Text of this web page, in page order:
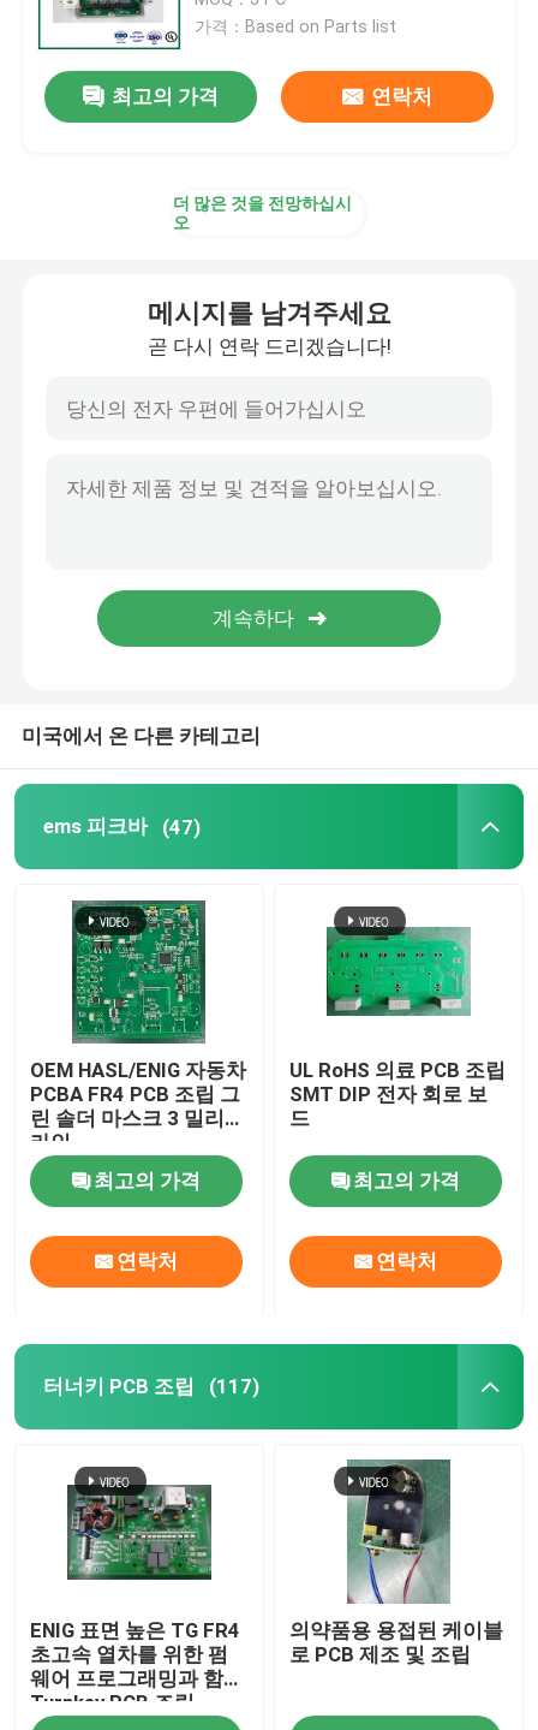
산업용 PCB 조립
의학 인쇄 회로 판 어셈블리
SMT 인쇄 회로 판 어셈블리
PCB 제작
금속 PCB
케이블 조립
박스 구조 집회
가격：Based on Parts list
최고의 가격 연락처
더 많은 것을 전망하십시
오
메시지를 남겨주세요
곧 다시 연락 드리겠습니다!
미국에서 온 다른 카테고리
ems 피크바 (47)
OEM HASL/ENIG 자동차
PCBA FR4 PCB 조립 그
린 솔더 마스크 3 밀리
라인
최고의 가격
연락처
UL RoHS 의료 PCB 조립
SMT DIP 전자 회로 보
드
최고의 가격
연락처
터너키 PCB 조립 (117)
ENIG 표면 높은 TG FR4
초고속 열차를 위한 펌
웨어 프로그래밍과 함께
Turnkey PCB 조립
의약품용 용접된 케이블
로 PCB 제조 및 조립